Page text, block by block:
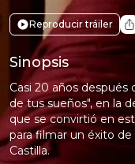
Reproducir tráiler
Sinopsis
Casi 20 años
de tus sueños", en la
que se convirtió en
para filmar un éxito
Castilla.